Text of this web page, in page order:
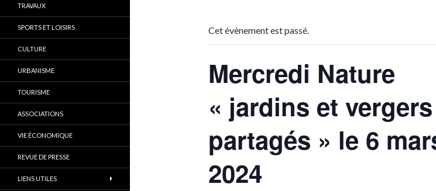
Cet évènement est passé.
Mercredi Nature
« jardins et vergers
partagés » le 6
2024
TRAVAUX
SPORTS ET LOISIRS
CULTURE
URBANISME
TOURISME
ASSOCIATIONS
VIE ÉCONOMIQUE
REVUE DE PRESSE
LIENS UTILES